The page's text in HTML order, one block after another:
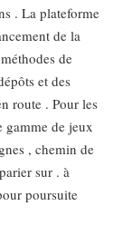
. La plateforme
de la
de
et des
route . Pour les
gamme de jeux
, chemin de
sur . à
poursuite